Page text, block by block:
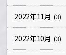
2022年11月 (3)
2022年10月 (3)